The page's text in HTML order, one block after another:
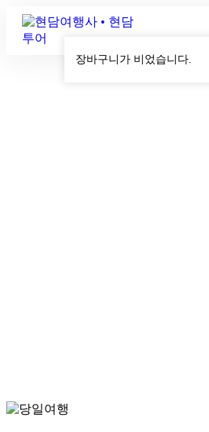
장바구니가 비었습니다.